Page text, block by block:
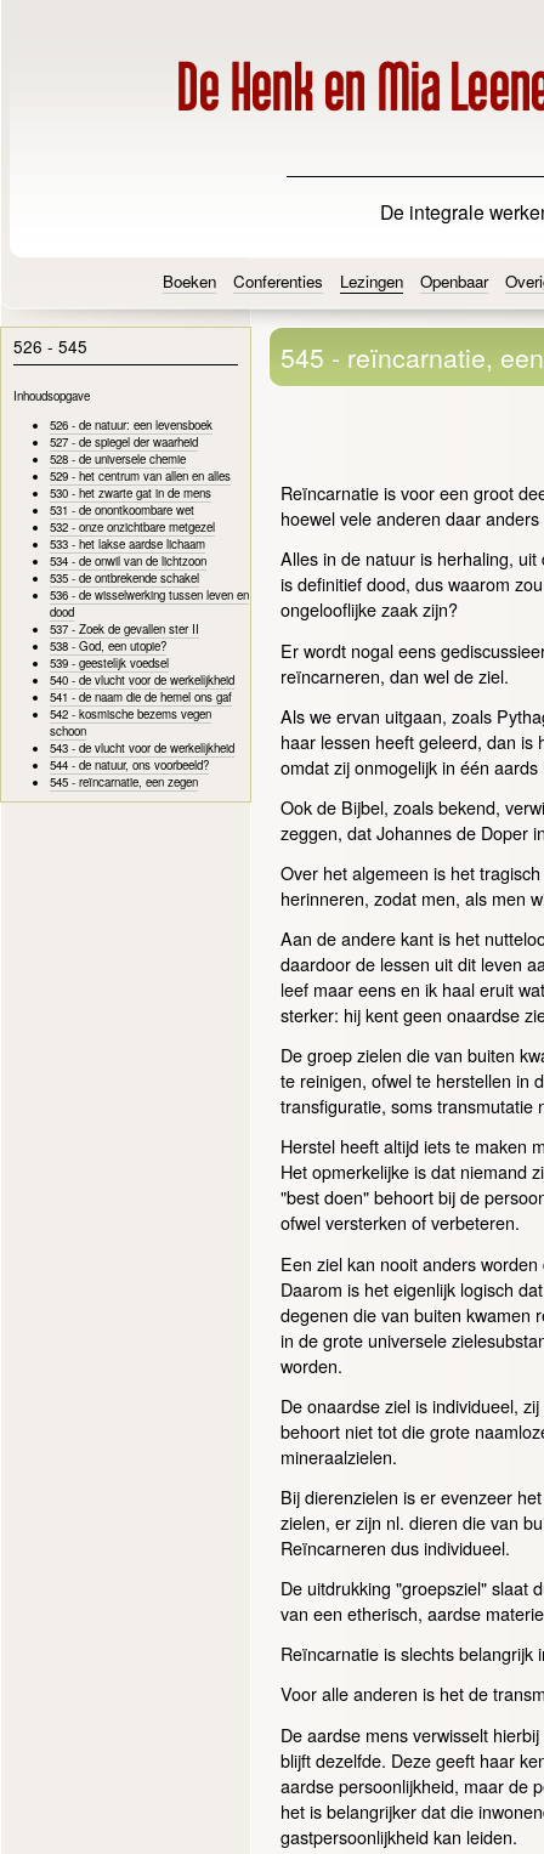
De integrale
Boeken Conferenties Lezingen Openbaar
526 - 545
Inhoudsopgave
526 - de natuur: een levensboek
527 - de spiegel der waarheid
528 - de universele chemie
529 - het centrum van allen en alles
530 - het zwarte gat in de mens
531 - de onontkoombare wet
532 - onze onzichtbare metgezel
533 - het lakse aardse lichaam
534 - de onwil van de lichtzoon
535 - de ontbrekende schakel
536 - de wisselwerking tussen leven en
dood
537 - Zoek de gevallen ster II
538 - God, een utopie?
539 - geestelijk voedsel
540 - de vlucht voor de werkelijkheid
541 - de naam die de hemel ons gaf
542 - kosmische bezems vegen
schoon
543 - de vlucht voor de werkelijkheid
544 - de natuur, ons voorbeeld?
545 - reïncarnatie, een zegen
545 - reïncarnatie,
Reïncarnatie is voor een groot
hoewel vele anderen daar
Alles in de natuur is herhaling,
is definitief dood, dus waarom
ongelooflijke zaak zijn?
Er wordt nogal eens
reïncarneren, dan wel de ziel.
Als we ervan uitgaan, zoals
haar lessen heeft geleerd, dan
omdat zij onmogelijk in één
Ook de Bijbel, zoals bekend,
zeggen, dat Johannes de Doper
Over het algemeen is het
herinneren, zodat men, als men
Aan de andere kant is het
daardoor de lessen uit dit leven
leef maar eens en ik haal eruit
sterker: hij kent geen onaardse
De groep zielen die van buiten
te reinigen, ofwel te herstellen in
transfiguratie, soms transmutatie
Herstel heeft altijd iets te maken
Het opmerkelijke is dat niemand
"best doen" behoort bij de
ofwel versterken of verbeteren.
Een ziel kan nooit anders
Daarom is het eigenlijk logisch
degenen die van buiten kwamen
in de grote universele
worden.
De onaardse ziel is individueel,
behoort niet tot die grote
mineraalzielen.
Bij dierenzielen is er evenzeer
zielen, er zijn nl. dieren die van
Reïncarneren dus individueel.
De uitdrukking "groepsziel" slaat
van een etherisch, aardse
Reïncarnatie is slechts
Voor alle anderen is het de
De aardse mens verwisselt
blijft dezelfde. Deze geeft haar
aardse persoonlijkheid, maar de
het is belangrijker dat die
gastpersoonlijkheid kan leiden.